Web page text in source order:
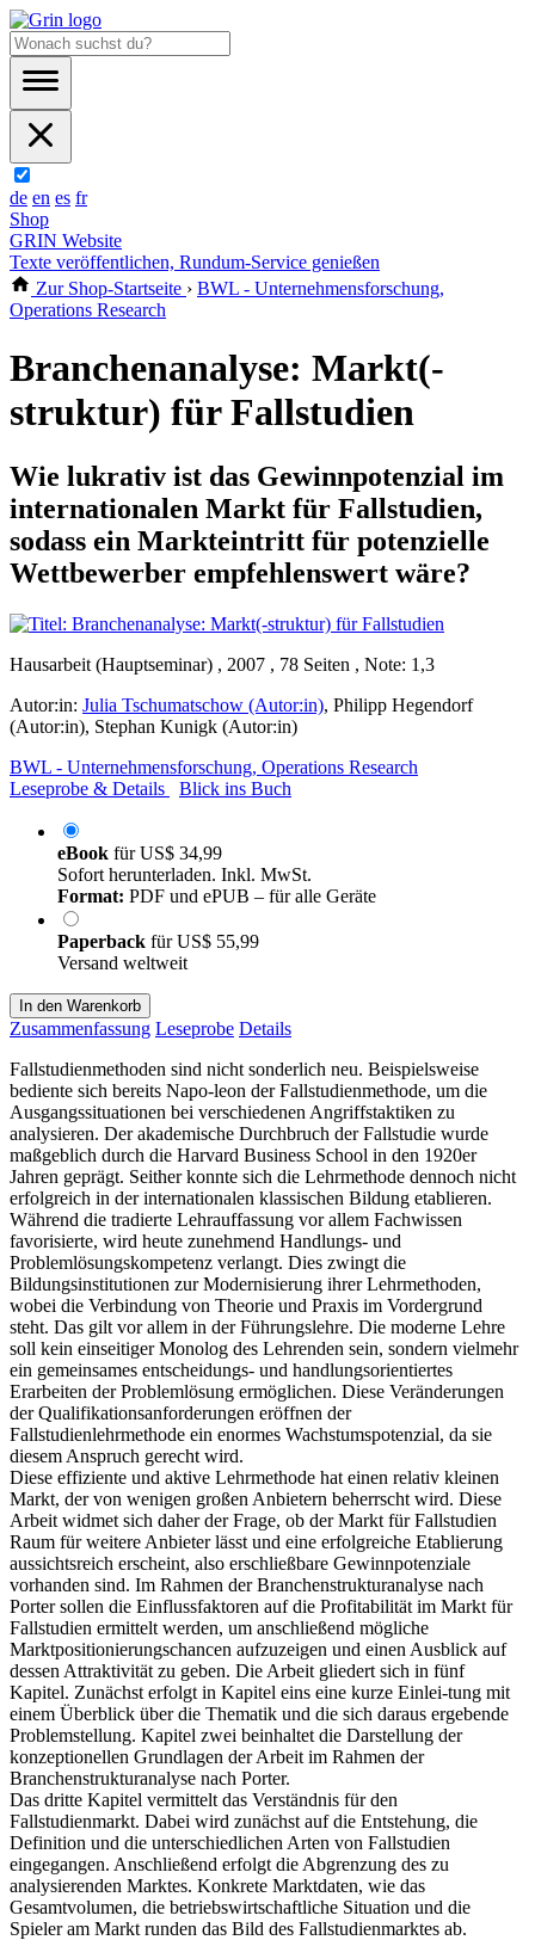
de en es fr
Shop
GRIN Website
Texte veröffentlichen, Rundum-Service genießen
Zur Shop-Startseite › BWL - Unternehmensforschung,
Operations Research
Branchenanalyse: Markt(-
struktur) für Fallstudien
Wie lukrativ ist das Gewinnpotenzial im
internationalen Markt für Fallstudien,
sodass ein Markteintritt für potenzielle
Wettbewerber empfehlenswert wäre?
Hausarbeit (Hauptseminar) , 2007 , 78 Seiten , Note: 1,3
Autor:in: Julia Tschumatschow (Autor:in), Philipp Hegendorf
(Autor:in), Stephan Kunigk (Autor:in)
BWL - Unternehmensforschung, Operations Research
Leseprobe & Details
Blick ins Buch
eBook fürUS$ 34,99
Sofort herunterladen. Inkl. MwSt.
Format: PDF und ePUB – für alle Geräte
Paperback fürUS$ 55,99
Versand weltweit
In den Warenkorb
Zusammenfassung Leseprobe Details
Fallstudienmethoden sind nicht sonderlich neu. Beispielsweise
bediente sich bereits Napo-leon der Fallstudienmethode, um die
Ausgangssituationen bei verschiedenen Angriffstaktiken zu
analysieren. Der akademische Durchbruch der Fallstudie wurde
maßgeblich durch die Harvard Business School in den 1920er
Jahren geprägt. Seither konnte sich die Lehrmethode dennoch nicht
erfolgreich in der internationalen klassischen Bildung etablieren.
Während die tradierte Lehrauffassung vor allem Fachwissen
favorisierte, wird heute zunehmend Handlungs- und
Problemlösungskompetenz verlangt. Dies zwingt die
Bildungsinstitutionen zur Modernisierung ihrer Lehrmethoden,
wobei die Verbindung von Theorie und Praxis im Vordergrund
steht. Das gilt vor allem in der Führungslehre. Die moderne Lehre
soll kein einseitiger Monolog des Lehrenden sein, sondern vielmehr
ein gemeinsames entscheidungs- und handlungsorientiertes
Erarbeiten der Problemlösung ermöglichen. Diese Veränderungen
der Qualifikationsanforderungen eröffnen der
Fallstudienlehrmethode ein enormes Wachstumspotenzial, da sie
diesem Anspruch gerecht wird.
Diese effiziente und aktive Lehrmethode hat einen relativ kleinen
Markt, der von wenigen großen Anbietern beherrscht wird. Diese
Arbeit widmet sich daher der Frage, ob der Markt für Fallstudien
Raum für weitere Anbieter lässt und eine erfolgreiche Etablierung
aussichtsreich erscheint, also erschließbare Gewinnpotenziale
vorhanden sind. Im Rahmen der Branchenstrukturanalyse nach
Porter sollen die Einflussfaktoren auf die Profitabilität im Markt für
Fallstudien ermittelt werden, um anschließend mögliche
Marktpositionierungschancen aufzuzeigen und einen Ausblick auf
dessen Attraktivität zu geben. Die Arbeit gliedert sich in fünf
Kapitel. Zunächst erfolgt in Kapitel eins eine kurze Einlei-tung mit
einem Überblick über die Thematik und die sich daraus ergebende
Problemstellung. Kapitel zwei beinhaltet die Darstellung der
konzeptionellen Grundlagen der Arbeit im Rahmen der
Branchenstrukturanalyse nach Porter.
Das dritte Kapitel vermittelt das Verständnis für den
Fallstudienmarkt. Dabei wird zunächst auf die Entstehung, die
Definition und die unterschiedlichen Arten von Fallstudien
eingegangen. Anschließend erfolgt die Abgrenzung des zu
analysierenden Marktes. Konkrete Marktdaten, wie das
Gesamtvolumen, die betriebswirtschaftliche Situation und die
Spieler am Markt runden das Bild des Fallstudienmarktes ab.